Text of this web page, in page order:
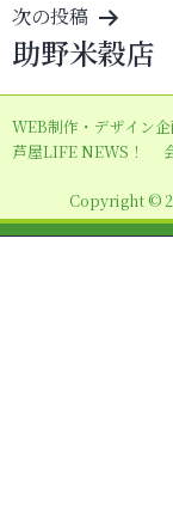
ビ
ゲ
ー
シ
ン
次の投稿
助野米穀店
WEB制作・デザイン
芦屋LIFE NEWS！
Copyright ©